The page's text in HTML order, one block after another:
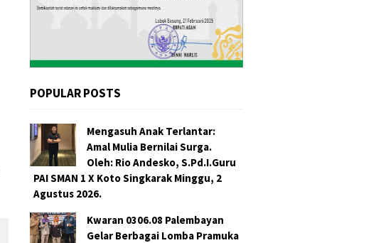
POPULAR POSTS
Mengasuh Anak Terlantar:
Amal Mulia Bernilai Surga.
Oleh: Rio Andesko, S.Pd.I.Guru
PAI SMAN 1 X Koto Singkarak Minggu, 2
Agustus 2026.
Kwaran 0306.08 Palembayan
Gelar Berbagai Lomba Pramuka